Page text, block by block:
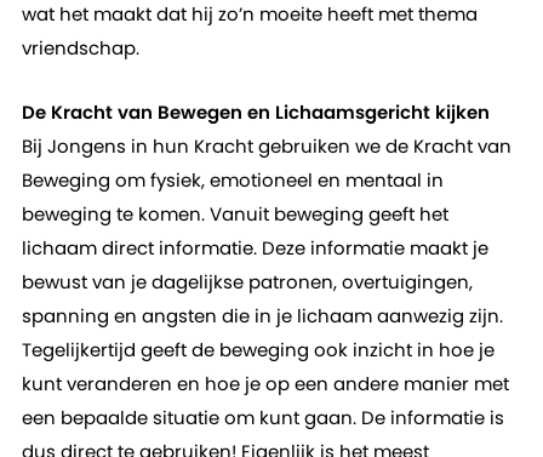
wat het maakt dat hij zo’n moeite heeft met thema
vriendschap.
De Kracht van Bewegen en Lichaamsgericht kijken
Bij Jongens in hun Kracht gebruiken we de Kracht van
Beweging om fysiek, emotioneel en mentaal in
beweging te komen. Vanuit beweging geeft het
lichaam direct informatie. Deze informatie maakt je
bewust van je dagelijkse patronen, overtuigingen,
spanning en angsten die in je lichaam aanwezig zijn.
Tegelijkertijd geeft de beweging ook inzicht in hoe je
kunt veranderen en hoe je op een andere manier met
een bepaalde situatie om kunt gaan. De informatie is
dus direct te gebruiken! Eigenlijk is het meest